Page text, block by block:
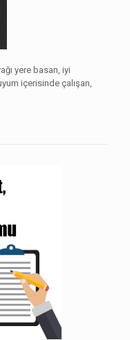
yere basan, iyi
içerisinde çalışan,